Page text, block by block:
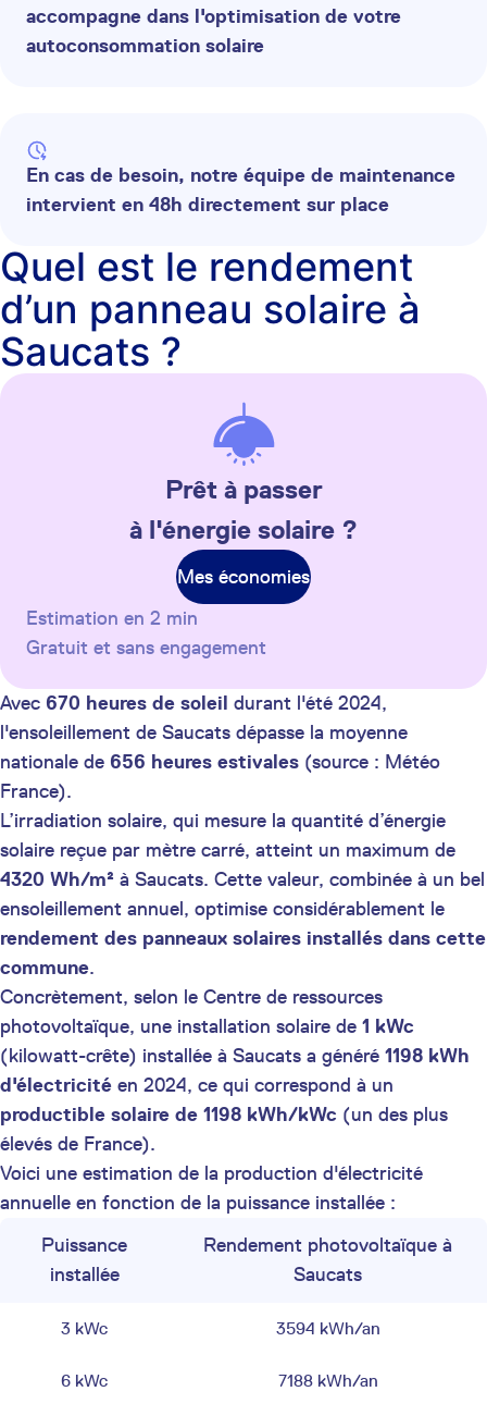
accompagne dans l'optimisation de votre
autoconsommation solaire
En cas de besoin, notre équipe de maintenance
intervient en 48h directement sur place
Quel est le rendement
d’un panneau solaire à
Saucats ?
Prêt à passer
à l'énergie solaire ?
Mes économies
Estimation en 2 min
Gratuit et sans engagement
Avec 670 heures de soleil durant l'été 2024,
l'ensoleillement de Saucats dépasse la moyenne
nationale de 656 heures estivales (source : Météo
France).
L’irradiation solaire, qui mesure la quantité d’énergie
solaire reçue par mètre carré, atteint un maximum de
4320 Wh/m² à Saucats. Cette valeur, combinée à un bel
ensoleillement annuel, optimise considérablement le
rendement des panneaux solaires installés dans cette
commune.
Concrètement, selon le Centre de ressources
photovoltaïque, une installation solaire de 1 kWc
(kilowatt-crête) installée à Saucats a généré 1198 kWh
d'électricité en 2024, ce qui correspond à un
productible solaire de 1198 kWh/kWc (un des plus
élevés de France).
Voici une estimation de la production d'électricité
annuelle en fonction de la puissance installée :
Puissance
installée
Rendement photovoltaïque à
Saucats
3 kWc 3594 kWh/an
6 kWc 7188 kWh/an